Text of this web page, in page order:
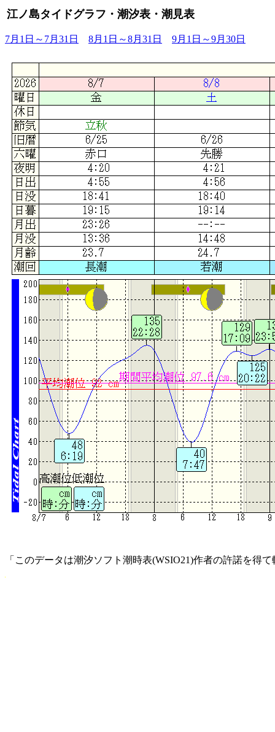
江ノ島タイドグラフ・潮汐表・潮見表
7月1日～7月31日 8月1日～8月31日 9月1日～9月30日
「このデータは潮汐ソフト潮時表(WSIO21)作者の許諾を得